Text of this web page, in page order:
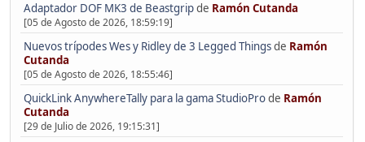
Adaptador DOF MK3 de Beastgripde Ramón Cutanda
[05 de Agosto de 2026, 18:59:19]
Nuevos trípodes Wes y Ridley de 3 Legged Thingsde Ramón
Cutanda
[05 de Agosto de 2026, 18:55:46]
QuickLink AnywhereTally para la gama StudioProde Ramón
Cutanda
[29 de Julio de 2026, 19:15:31]